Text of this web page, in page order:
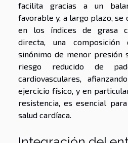
facilita gracias a un
favorable y, a largo plazo, se
en los índices de grasa
directa, una
sinónimo de menor presión
riesgo reducido de
cardiovasculares,
ejercicio físico, y en
resistencia, es esencial
salud cardíaca.